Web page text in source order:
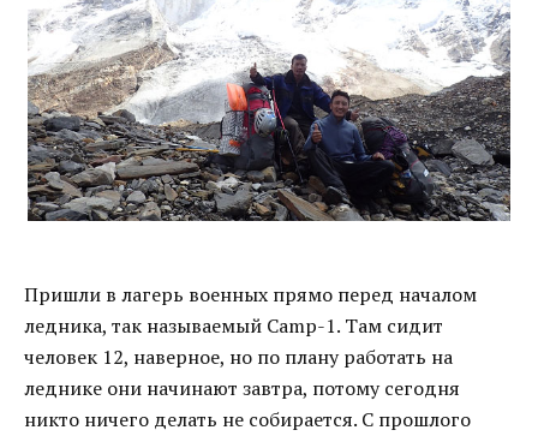
Пришли в лагерь военных прямо перед началом
ледника, так называемый Camp-1. Там сидит
человек 12, наверное, но по плану работать на
леднике они начинают завтра, потому сегодня
никто ничего делать не собирается. С прошлого